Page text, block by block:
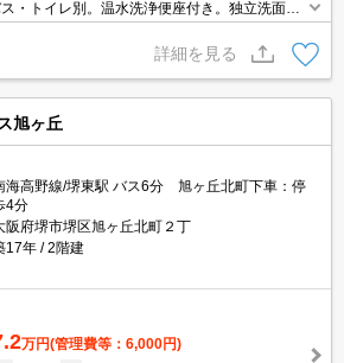
・トイレ別。温水洗浄便座付き。独立洗面台
場。オール電化ので光熱費が抑えられそうで
き。ペット応相談。退去時清掃費46,200円。
詳細を見る
旭ヶ丘
海高野線/堺東駅 バス6分 旭ヶ丘北町下車：停
4分
阪府堺市堺区旭ヶ丘北町２丁
17年
2階建
万円(管理費等：6,000円)